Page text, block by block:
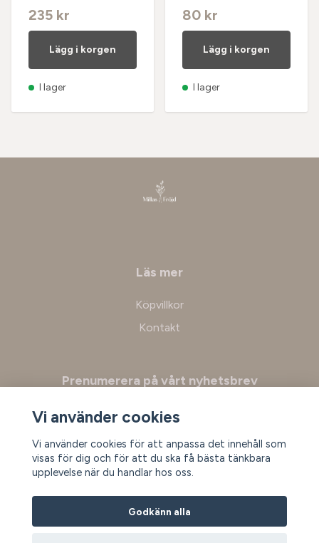
235 kr
Lägg i korgen
I lager
80 kr
Lägg i korgen
I lager
Läs mer
Köpvillkor
Kontakt
Prenumerera på vårt nyhetsbrev
Vi använder cookies
Vi använder cookies för att anpassa det innehåll som
visas för dig och för att du ska få bästa tänkbara
upplevelse när du handlar hos oss.
Godkänn alla